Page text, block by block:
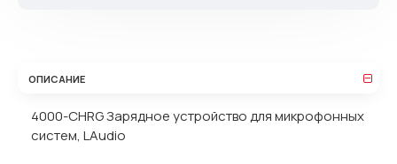
ОПИСАНИЕ
4000-CHRG Зарядное устройство для микрофонных
систем, LAudio